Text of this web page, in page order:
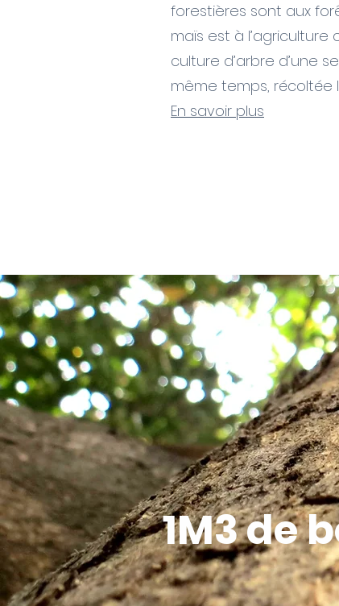
forestières sont aux
maïs est à l’agriculture
culture d’arbre d’une
même temps, récoltée
En savoir plus
1M3 de